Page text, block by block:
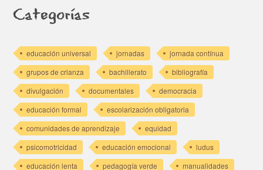
Categorías
educación universal jornadas
jornada contínua
grupos de crianza
bachillerato
bibliografía
divulgación
documentales
democracia
educación formal
escolarización obligatoria
comunidades de aprendizaje
equidad
psicomotricidad
educación emocional
ludus
educación lenta
pedagogía verde manualidades